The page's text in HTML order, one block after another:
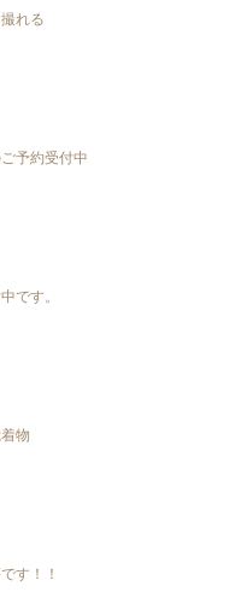
れる
予約受付中
です。
物
す！！